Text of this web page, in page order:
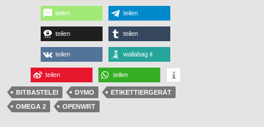
teilen teilen
teilen teilen
teilen wallabag it
teilen teilen
BITBASTELEI DYMO
ETIKETTIERGERÄT
OMEGA 2
OPENWRT